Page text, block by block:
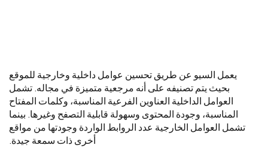
يعمل السيو عن طريق تحسين عوامل داخلية وخارجية للموقع
بحيث يتم تصنيفه على أنه مرجعية متميزة في مجاله. تشمل
العوامل الداخلية العناوين الفرعية المناسبة، وكلمات المفتاح
المناسبة، وجودة المحتوى وسهولة قابلية التصفح وغيرها. بينما
تشمل العوامل الخارجية عدد الروابط الواردة وجودتها من مواقع
أخرى ذات سمعة جيدة.